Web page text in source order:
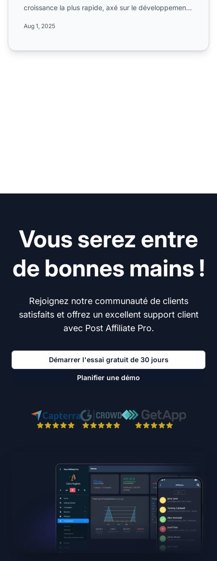
croissance la plus rapide, axé sur le développement
Aug 1, 2025
Vous serez entre
de bonnes mains !
Rejoignez notre communauté de clients
satisfaits et offrez un excellent support client
avec Post Affiliate Pro.
Démarrer l'essai gratuit de 30 jours
Planifier une démo